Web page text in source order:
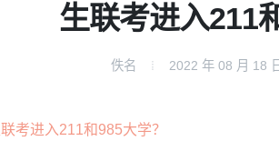
生联考进入211
佚名 2022 年 08 月 18